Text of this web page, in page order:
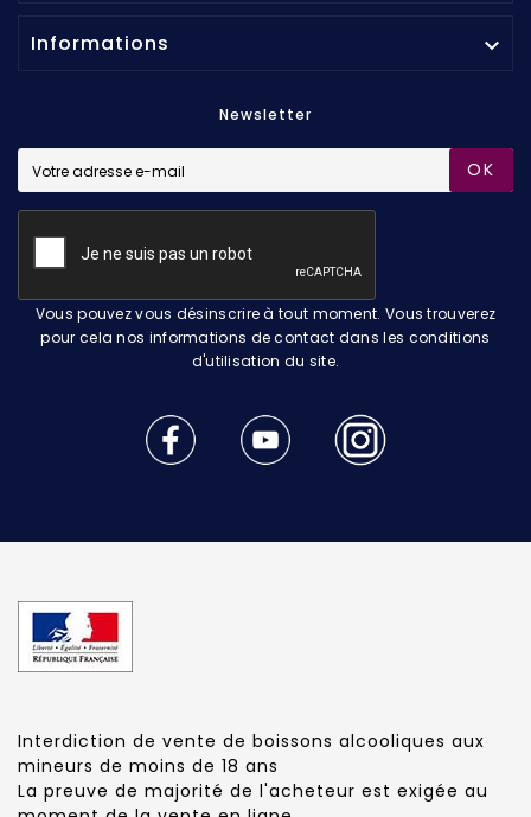
Informations 
Newsletter
OK
Vous pouvez vous désinscrire à tout moment. Vous trouverez
pour cela nos informations de contact dans les conditions
d'utilisation du site.
Interdiction de vente de boissons alcooliques aux
mineurs de moins de 18 ans
La preuve de majorité de l'acheteur est exigée au